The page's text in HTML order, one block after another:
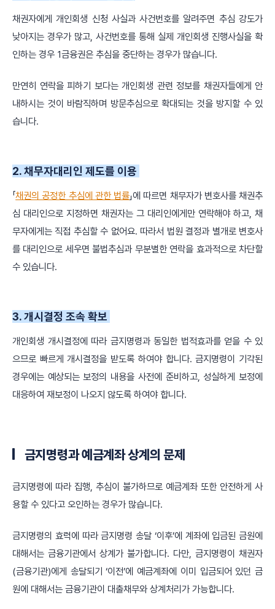
채권자에게 개인회생 신청 사실과 사건번호를 알려주면 추심 강도가
낮아지는 경우가 많고, 사건번호를 통해 실제 개인회생 진행사실을 확
인하는 경우 1금융권은 추심을 중단하는 경우가 많습니다.
만연히 연락을 피하기 보다는 개인회생 관련 정보를 채권자들에게 안
내하시는 것이 바람직하며 방문추심으로 확대되는 것을 방지할 수 있
습니다.
2. 채무자대리인 제도를 이용
「채권의 공정한 추심에 관한 법률」에 따르면 채무자가 변호사를 채권추
심 대리인으로 지정하면 채권자는 그 대리인에게만 연락해야 하고, 채
무자에게는 직접 추심할 수 없어요. 따라서 법원 결정과 별개로 변호사
를 대리인으로 세우면 불법추심과 무분별한 연락을 효과적으로 차단할
수 있습니다.
3. 개시결정 조속 확보
개인회생 개시결정에 따라 금지명령과 동일한 법적효과를 얻을 수 있
으므로 빠르게 개시결정을 받도록 하여야 합니다. 금지명령이 기각된
경우에는 예상되는 보정의 내용을 사전에 준비하고, 성실하게 보정에
대응하여 재보정이 나오지 않도록 하여야 합니다.
금지명령과 예금계좌 상계의 문제
금지명령에 따라 집행, 추심이 불가하므로 예금계좌 또한 안전하게 사
용할 수 있다고 오인하는 경우가 많습니다.
금지명령의 효력에 따라 금지명령 송달 ‘이후’에 계좌에 입금된 금원에
대해서는 금융기관에서 상계가 불가합니다. 다만, 금지명령이 채권자
(금융기관)에게 송달되기 ‘이전’에 예금계좌에 이미 입금되어 있던 금
원에 대해서는 금융기관이 대출채무와 상계처리가 가능합니다.